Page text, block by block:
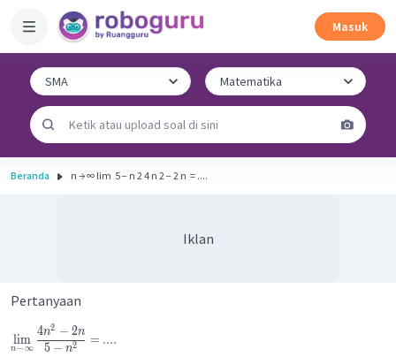
Masuk
Beranda n → ∞ lim ​ 5 − n 2 4 n 2 − 2 n ​ = ....
Iklan
Pertanyaan
n→∞
lim
5 − n2
4n2 − 2n = ....